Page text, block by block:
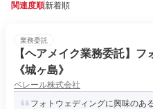
関連度順新着順
業務委託
【ヘアメイク業務委託】
《城ヶ島》
ベレール株式会社
フォトウェディングに興味のあ